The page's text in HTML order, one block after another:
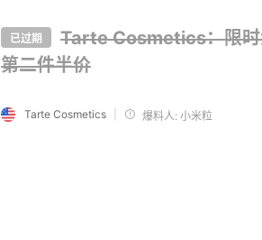
已过期
Tarte Cosmetics：限时
第二件半价
Tarte Cosmetics 爆料人: 小米粒